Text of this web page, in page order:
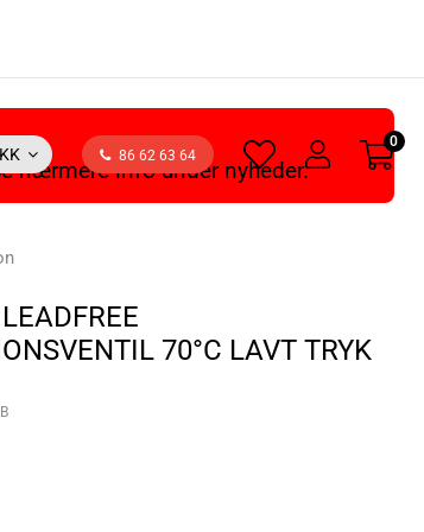
86 62 63 64
heart
light
light
0
nærmere info under nyheder.
70°C LAVT TRYK